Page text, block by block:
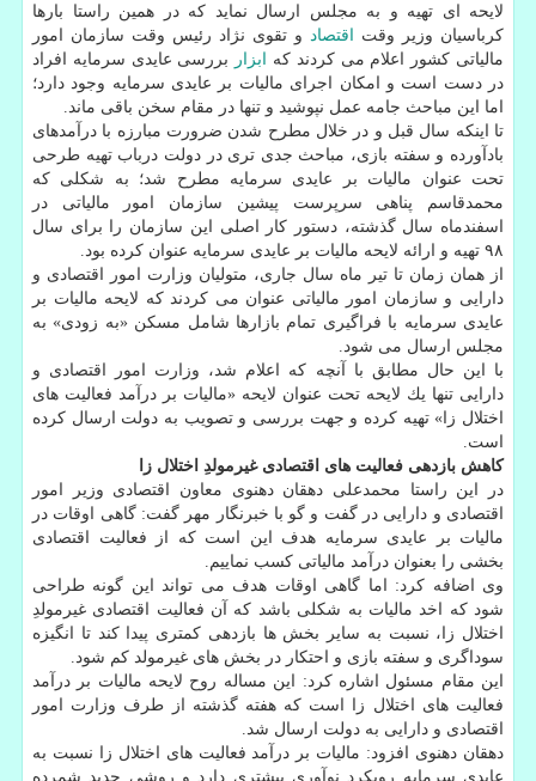
لایحه ای تهیه و به مجلس ارسال نماید كه در همین راستا بارها
كرباسیان وزیر وقت
اقتصاد و تقوی نژاد رئیس وقت سازمان امور
مالیاتی كشور اعلام می كردند كه
ابزار
بررسی عایدی سرمایه افراد
در دست است و امكان اجرای مالیات بر عایدی سرمایه وجود دارد؛
اما این مباحث جامه عمل نپوشید و تنها در مقام سخن باقی ماند.
تا اینكه سال قبل و در خلال مطرح شدن ضرورت مبارزه با درآمدهای
بادآورده و سفته بازی، مباحث جدی تری در دولت درباب تهیه طرحی
تحت عنوان مالیات بر عایدی سرمایه مطرح شد؛ به شكلی كه
محمدقاسم پناهی سرپرست پیشین سازمان امور مالیاتی در
اسفندماه سال گذشته، دستور كار اصلی این سازمان را برای سال
۹۸ تهیه و ارائه لایحه مالیات بر عایدی سرمایه عنوان كرده بود.
از همان زمان تا تیر ماه سال جاری، متولیان وزارت امور اقتصادی و
دارایی و سازمان امور مالیاتی عنوان می كردند كه لایحه مالیات بر
عایدی سرمایه با فراگیری تمام بازارها شامل مسكن «به زودی» به
مجلس ارسال می شود.
با این حال مطابق با آنچه كه اعلام شد، وزارت امور اقتصادی و
دارایی تنها یك لایحه تحت عنوان لایحه «مالیات بر درآمد فعالیت های
اختلال زا» تهیه كرده و جهت بررسی و تصویب به دولت ارسال كرده
است.
كاهش بازدهی فعالیت های اقتصادی غیرمولدِ اختلال زا
در این راستا محمدعلی دهقان دهنوی معاون اقتصادی وزیر امور
اقتصادی و دارایی در گفت و گو با خبرنگار مهر گفت: گاهی اوقات در
مالیات بر عایدی سرمایه هدف این است كه از فعالیت اقتصادی
بخشی را بعنوان درآمد مالیاتی كسب نماییم.
وی اضافه كرد: اما گاهی اوقات هدف می تواند این گونه طراحی
شود كه اخد مالیات به شكلی باشد كه آن فعالیت اقتصادی غیرمولدِ
اختلال زا، نسبت به سایر بخش ها بازدهی كمتری پیدا كند تا انگیزه
سوداگری و سفته بازی و احتكار در بخش های غیرمولد كم شود.
این مقام مسئول اشاره كرد: این مساله روح لایحه مالیات بر درآمد
فعالیت های اختلال زا است كه هفته گذشته از طرف وزارت امور
اقتصادی و دارایی به دولت ارسال شد.
دهقان دهنوی افزود: مالیات بر درآمد فعالیت های اختلال زا نسبت به
عایدی سرمایه رویكرد نوآوری بیشتری دارد و روشی جدید شمرده